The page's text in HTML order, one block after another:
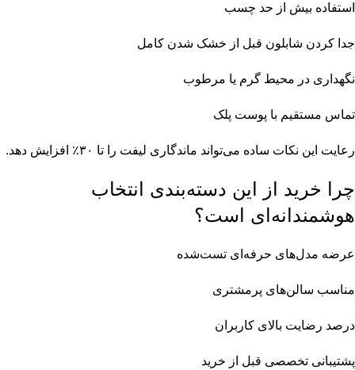
استفاده بیش از حد چسب
جدا کردن شابلون قبل از خشک شدن کامل
نگهداری در محیط گرم یا مرطوب
تماس مستقیم با پوست پلک
رعایت این نکات ساده می‌تواند ماندگاری لیفت را تا ۳۰٪ افزایش دهد.
چرا خرید از این دسته‌بندی انتخاب
هوشمندانه‌ای است؟
عرضه مدل‌های حرفه‌ای تست‌شده
مناسب سالن‌های پرمشتری
درصد رضایت بالای کاربران
پشتیبانی تخصصی قبل از خرید